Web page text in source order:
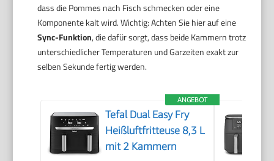
dass die Pommes nach Fisch schmecken oder eine
Komponente kalt wird. Wichtig: Achten Sie hier auf eine
Sync-Funktion, die dafür sorgt, dass beide Kammern trotz
unterschiedlicher Temperaturen und Garzeiten exakt zur
selben Sekunde fertig werden.
ANGEBOT
Tefal Dual Easy Fry
Heißluftfritteuse 8,3 L
mit 2 Kammern